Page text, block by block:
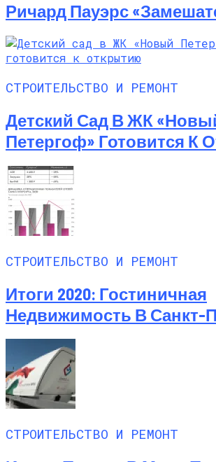
Ричард Пауэрс
СТРОИТЕЛЬСТВО И РЕМОНТ
Детский Сад В ЖК
Петергоф» Готовится К
СТРОИТЕЛЬСТВО И РЕМОНТ
Итоги 2020: Гостиничная
Недвижимость В Санкт-
СТРОИТЕЛЬСТВО И РЕМОНТ